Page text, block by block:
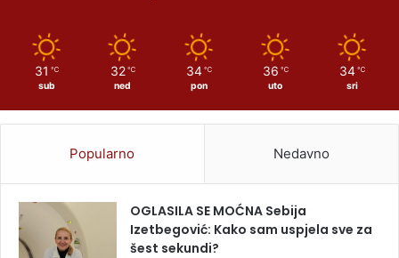
31 ℃
sub
32 ℃
ned
34 ℃
pon
36 ℃
uto
34 ℃
sri
Popularno Nedavno
OGLASILA SE MOĆNA Sebija
Izetbegović: Kako sam uspjela sve za
šest sekundi?